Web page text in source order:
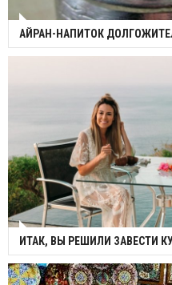
АЙРАН-НАПИТОК
ИТАК, ВЫ РЕШИЛИ ЗАВЕСТИ